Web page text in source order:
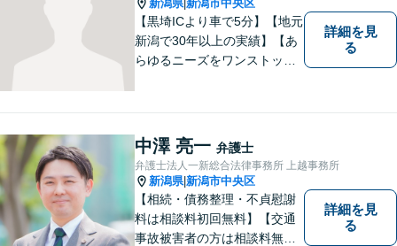
新潟県|新潟市中央区
【黒埼ICより車で5分】【地元
新潟で30年以上の実績】【あ
らゆるニーズをワンストップ
れを実現できるよう、最大限
の努力をいたします。
詳細を見
る
中澤 亮一 弁護士
弁護士法人一新総合法律事務所 上越事務所
新潟県|新潟市中央区
【相続・債務整理・不貞慰謝
料は相談料初回無料】【交通
事故被害者の方は相談料無料
詳細を見
る